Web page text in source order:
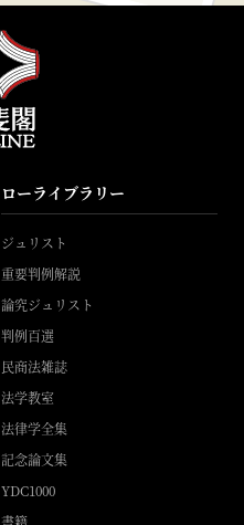
ローライブラリー
ジュリスト
重要判例解説
論究ジュリスト
判例百選
民商法雑誌
法学教室
法律学全集
記念論文集
YDC1000
書籍